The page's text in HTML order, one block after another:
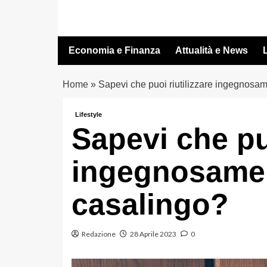
contenuto
Economia e Finanza Attualità e News
Home» Sapevi che puoi riutilizzare
Lifestyle
Sapevi che
casalingo?
Redazione 28 Aprile 2023 0